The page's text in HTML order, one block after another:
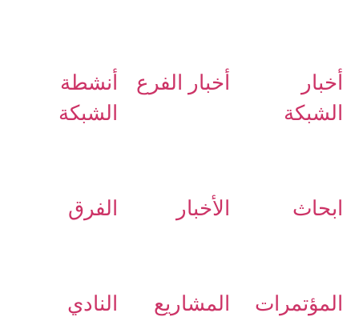
أخبار
الشبكة
أخبار الفرع
أنشطة
الشبكة
ابحاث الأخبار الفرق
المؤتمرات المشاريع
النادي